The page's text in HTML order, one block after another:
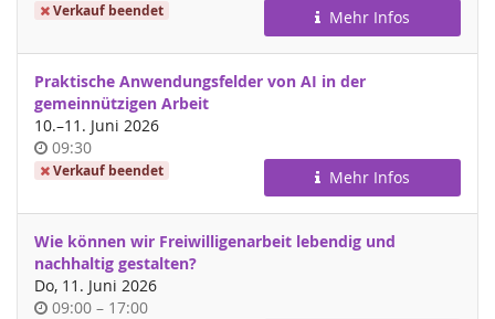
Verkauf beendet Mehr Infos
Praktische Anwendungsfelder von AI in der
gemeinnützigen Arbeit
10.–bis
11. Juni 2026
Uhrzeit
09:30
Verkauf beendet Mehr Infos
Wie können wir Freiwilligenarbeit lebendig und
nachhaltig gestalten?
Do, 11. Juni 2026
Uhrzeit
09:00 –bis
17:00